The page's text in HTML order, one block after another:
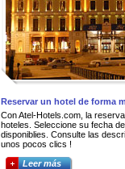
Reservar un hotel de forma
Con Atel-Hotels.com, la
hoteles. Seleccione su fecha
disponiblies. Consulte las
unos pocos clics !
Leer más